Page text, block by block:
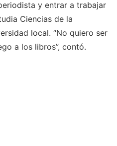
y entrar a trabajar
Ciencias de la
local. “No quiero ser
a los libros”, contó.